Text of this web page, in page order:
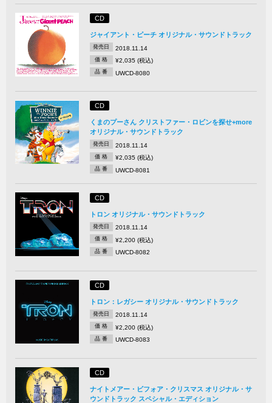
CD
ジャイアント・ピーチ オリジナル・サウンドトラック
発売日 2018.11.14
価 格 ¥2,035 (税込)
品 番 UWCD-8080
CD
くまのプーさん クリストファー・ロビンを探せ+more
オリジナル・サウンドトラック
発売日 2018.11.14
価 格 ¥2,035 (税込)
品 番 UWCD-8081
CD
トロン オリジナル・サウンドトラック
発売日 2018.11.14
価 格 ¥2,200 (税込)
品 番 UWCD-8082
CD
トロン：レガシー オリジナル・サウンドトラック
発売日 2018.11.14
価 格 ¥2,200 (税込)
品 番 UWCD-8083
CD
ナイトメアー・ビフォア・クリスマス オリジナル・サ
ウンドトラック スペシャル・エディション